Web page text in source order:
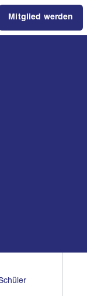
Mitglied werden